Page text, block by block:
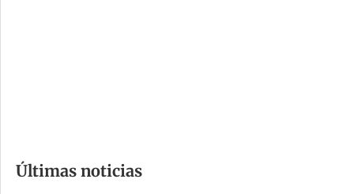
p
Últimas noticias